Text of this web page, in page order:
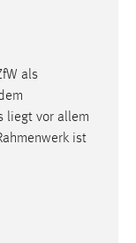
als
liegt vor allem
ist